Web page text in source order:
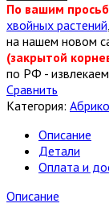
По вашим
хвойных растений
на нашем новом
(закрытой
по РФ -
Сравнить
Категория:
Описание
Детали
Оплата и
Описание